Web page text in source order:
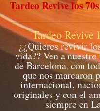
Tardeo Revive los
Tardeo Revive
¿¿Quieres revivir
vida?? Ven a
de Barcelona, con
que nos marcaron
internacional,
originales y con el
siempre en